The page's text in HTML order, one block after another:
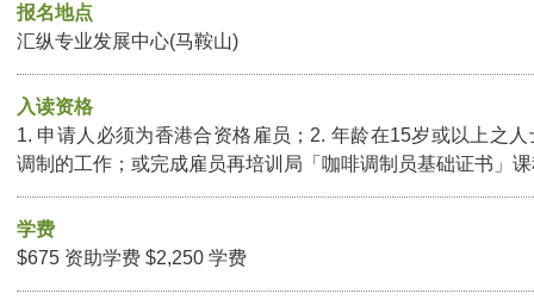
报名地点
汇纵专业发展中心(马鞍山)
入读资格
1. 申请人必须为香港合资格雇员；2. 年龄在15岁或以上之
调制的工作；或完成雇员再培训局「咖啡调制员基础证书」
学费
$675 资助学费 $2,250 学费